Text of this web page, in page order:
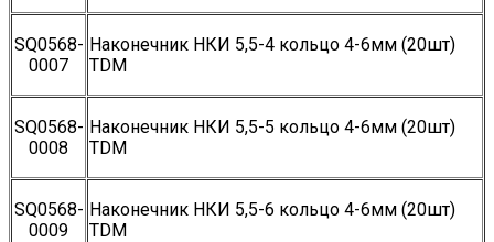
SQ0568-
0007
Наконечник НКИ 5,5-4 кольцо 4-6мм (20шт)
TDM
SQ0568-
0008
Наконечник НКИ 5,5-5 кольцо 4-6мм (20шт)
TDM
SQ0568-
0009
Наконечник НКИ 5,5-6 кольцо 4-6мм (20шт)
TDM